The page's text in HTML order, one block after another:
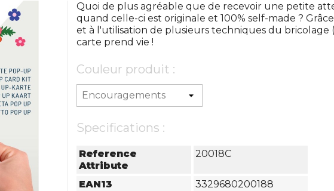
Quoi de plus agréable que de recevoir une petite
quand celle-ci est originale et 100% self-made ?
et à l'utilisation de plusieurs techniques du bricolage
carte prend vie !
Couleur produit :
Specifications :
Reference
Attribute
20018C
EAN13
3329680200188